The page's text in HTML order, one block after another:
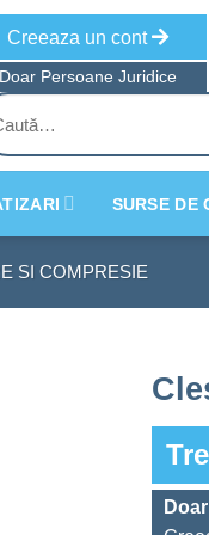
Creeaza un cont
Doar Persoane Juridice
SURSE DE
SI COMPRESIE